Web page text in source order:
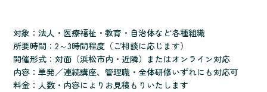
対象：法人・医療福祉・教育・自治体など各種組織
所要時間：2～3時間程度（ご相談に応じます）
開催形式：対面（浜松市内・近隣）またはオンライン対応
内容：単発／連続講座、管理職・全体研修いずれにも対応可
料金：人数・内容によりお見積もりいたします